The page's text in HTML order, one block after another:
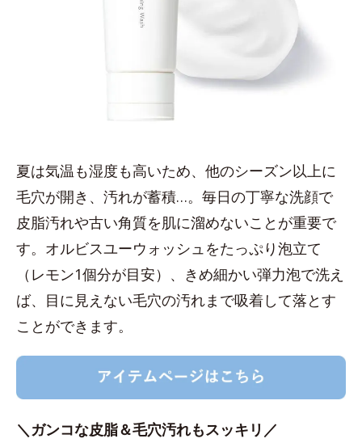
夏は気温も湿度も高いため、他のシーズン以上に
毛穴が開き、汚れが蓄積…。毎日の丁寧な洗顔で
皮脂汚れや古い角質を肌に溜めないことが重要で
す。オルビスユーウォッシュをたっぷり泡立て
（レモン1個分が目安）、きめ細かい弾力泡で洗え
ば、目に見えない毛穴の汚れまで吸着して落とす
ことができます。
＼ガンコな皮脂＆毛穴汚れもスッキリ／